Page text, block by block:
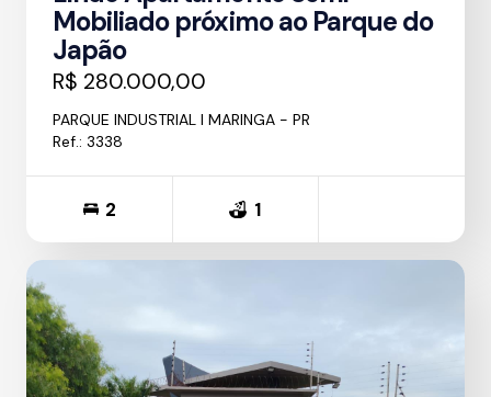
Mobiliado próximo ao Parque do
Japão
R$ 280.000,00
PARQUE INDUSTRIAL I MARINGA - PR
Ref.: 3338
2 1